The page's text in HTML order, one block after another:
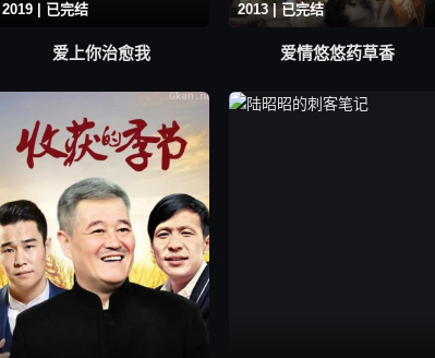
2019 | 已完结
爱上你治愈我
2013 | 已完结
爱情悠悠药草香